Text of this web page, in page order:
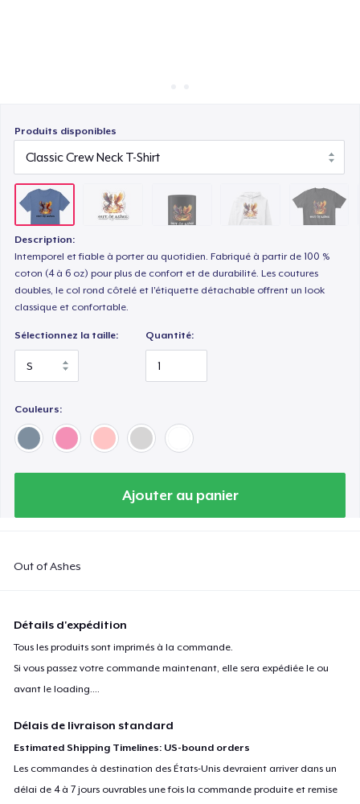
Produits disponibles
Description:
Intemporel et fiable à porter au quotidien. Fabriqué à partir de 100 %
coton (4 à 6 oz) pour plus de confort et de durabilité. Les coutures
doubles, le col rond côtelé et l'étiquette détachable offrent un look
classique et confortable.
Sélectionnez la taille: Quantité:
Couleurs:
Ajouter au panier
Out of Ashes
Détails d'expédition
Tous les produits sont imprimés à la commande.
Si vous passez votre commande maintenant, elle sera expédiée le ou
avant leloading....
Délais de livraison standard
Estimated Shipping Timelines: US-bound orders
Les commandes à destination des États-Unis devraient arriver dans un
délai de 4 à 7 jours ouvrables une fois la commande produite et remise
Classic Long Sleeve Tee